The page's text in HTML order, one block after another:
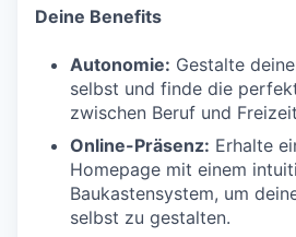
Deine Benefits
Autonomie: Gestalte
selbst und finde die
zwischen Beruf und
Online-Präsenz: Erhalte
Homepage mit einem
Baukastensystem, um
selbst zu gestalten.